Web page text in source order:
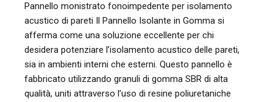
Pannello monistrato fonoimpedente per isolamento
acustico di pareti Il Pannello Isolante in Gomma si
afferma come una soluzione eccellente per chi
desidera potenziare l’isolamento acustico delle pareti,
sia in ambienti interni che esterni. Questo pannello è
fabbricato utilizzando granuli di gomma SBR di alta
qualità, uniti attraverso l’uso di resine poliuretaniche